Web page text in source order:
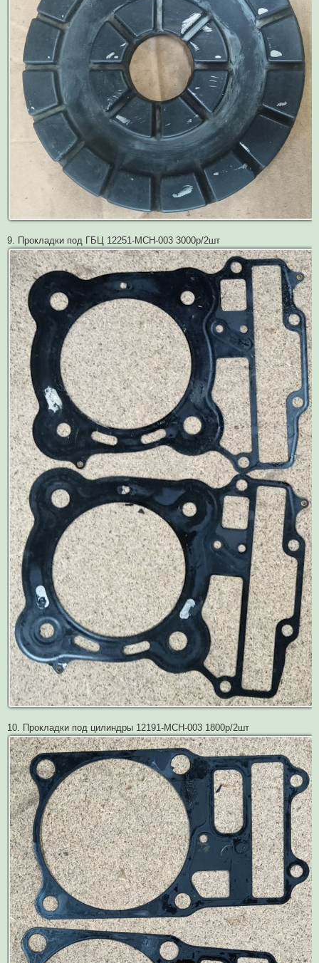
9. Прокладки под ГБЦ 12251-MCH-003 3000р/2шт
10. Прокладки под цилиндры 12191-MCH-003 1800р/2шт